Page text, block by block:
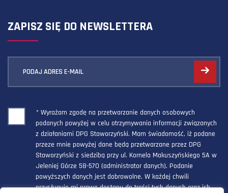
ZAPISZ SIĘ DO NEWSLETTERA
PODAJ ADRES E-MAIL
* Wyrażam zgodę na przetwarzanie danych osobowych
podanych powyżej w celu otrzymywania informacji związanych
z działaniami DPG Staworzyński. Mam świadomość, iż podane
przeze mnie powyżej dane będą przetwarzane przez DPG
Staworzyński z siedzibą przy ul. Kornela Makuszyńskiego 5A w
Jeleniej Górze 58-570 (administrator danych). Podanie
powyższych danych jest dobrowolne. W każdej chwili
przysługuje mi prawo dostępu do treści tych danych oraz ich